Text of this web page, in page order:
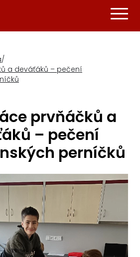
/
a deváťáků – pečení
prvňáčků a
– pečení
perníčků